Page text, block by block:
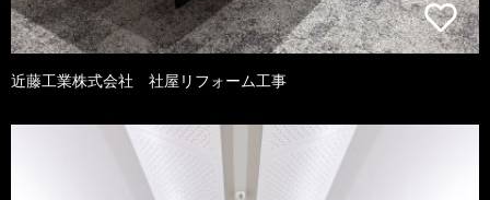
近藤工業株式会社 社屋リフォーム工事